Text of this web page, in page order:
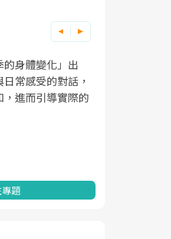
身體變化」出
常感受的對話，
進而引導實際的
題